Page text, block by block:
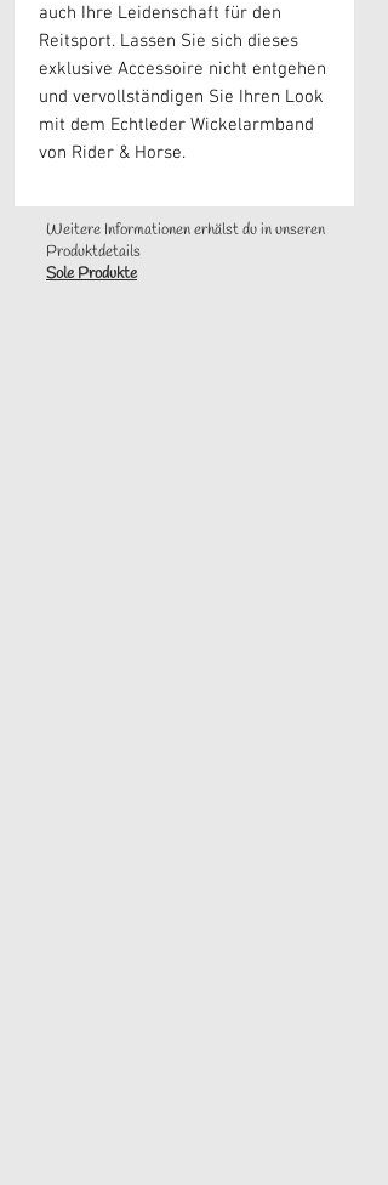
auch Ihre Leidenschaft für den
Reitsport. Lassen Sie sich dieses
exklusive Accessoire nicht entgehen
und vervollständigen Sie Ihren Look
mit dem Echtleder Wickelarmband
von Rider & Horse.
Weitere Informationen erhälst du in unseren
Produktdetails
Sole Produkte